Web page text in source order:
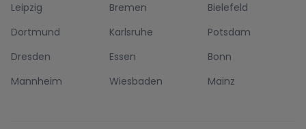
Leipzig
Bremen
Bielefeld
Dortmund
Karlsruhe
Potsdam
Dresden
Essen
Bonn
Mannheim
Wiesbaden Mainz